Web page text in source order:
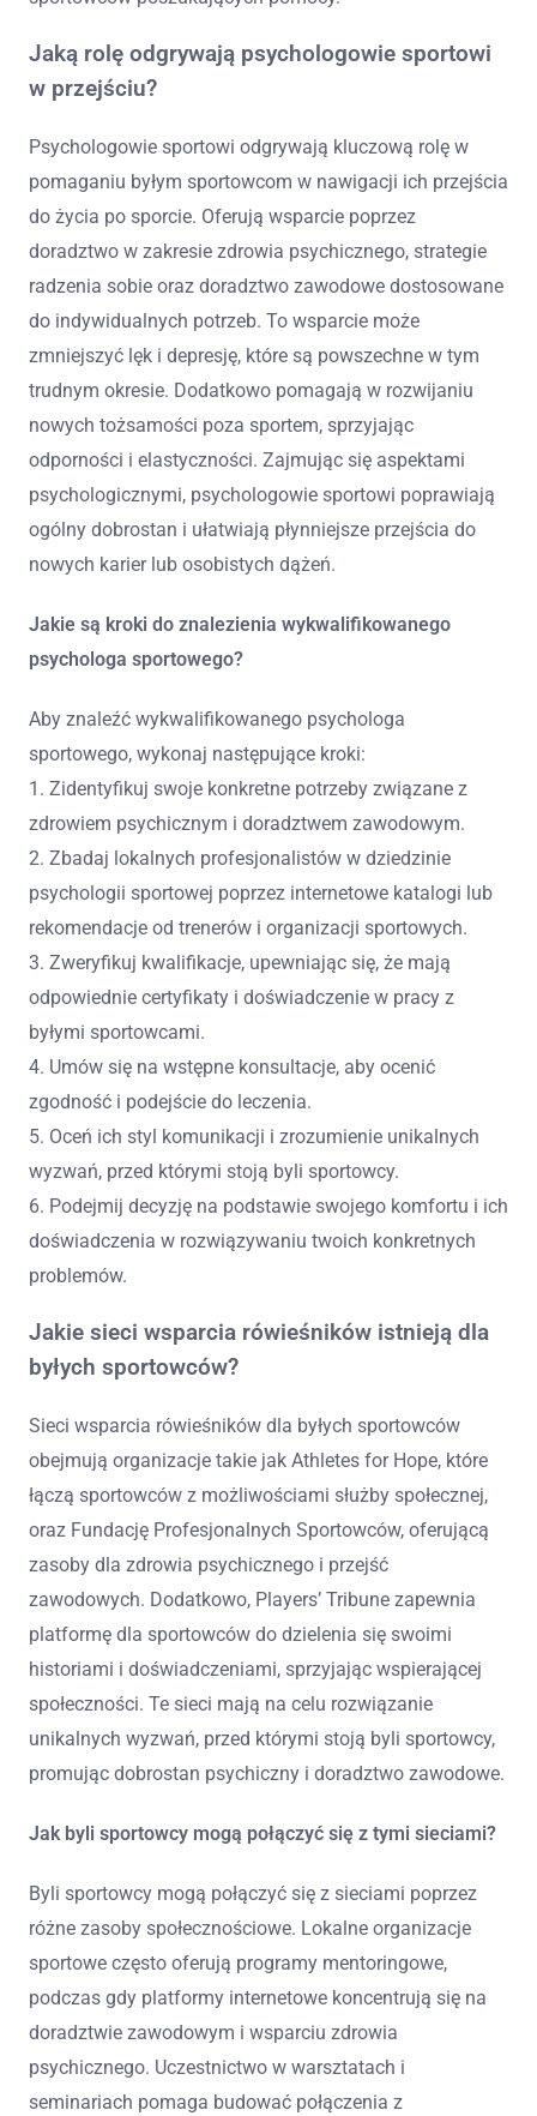
Jaką rolę odgrywają psychologowie sportowi
w przejściu?
Psychologowie sportowi odgrywają kluczową rolę w
pomaganiu byłym sportowcom w nawigacji ich przejścia
do życia po sporcie. Oferują wsparcie poprzez
doradztwo w zakresie zdrowia psychicznego, strategie
radzenia sobie oraz doradztwo zawodowe dostosowane
do indywidualnych potrzeb. To wsparcie może
zmniejszyć lęk i depresję, które są powszechne w tym
trudnym okresie. Dodatkowo pomagają w rozwijaniu
nowych tożsamości poza sportem, sprzyjając
odporności i elastyczności. Zajmując się aspektami
psychologicznymi, psychologowie sportowi poprawiają
ogólny dobrostan i ułatwiają płynniejsze przejścia do
nowych karier lub osobistych dążeń.
Jakie są kroki do znalezienia wykwalifikowanego
psychologa sportowego?
Aby znaleźć wykwalifikowanego psychologa
sportowego, wykonaj następujące kroki:
1. Zidentyfikuj swoje konkretne potrzeby związane z
zdrowiem psychicznym i doradztwem zawodowym.
2. Zbadaj lokalnych profesjonalistów w dziedzinie
psychologii sportowej poprzez internetowe katalogi lub
rekomendacje od trenerów i organizacji sportowych.
3. Zweryfikuj kwalifikacje, upewniając się, że mają
odpowiednie certyfikaty i doświadczenie w pracy z
byłymi sportowcami.
4. Umów się na wstępne konsultacje, aby ocenić
zgodność i podejście do leczenia.
5. Oceń ich styl komunikacji i zrozumienie unikalnych
wyzwań, przed którymi stoją byli sportowcy.
6. Podejmij decyzję na podstawie swojego komfortu i ich
doświadczenia w rozwiązywaniu twoich konkretnych
problemów.
Jakie sieci wsparcia rówieśników istnieją dla
byłych sportowców?
Sieci wsparcia rówieśników dla byłych sportowców
obejmują organizacje takie jak Athletes for Hope, które
łączą sportowców z możliwościami służby społecznej,
oraz Fundację Profesjonalnych Sportowców, oferującą
zasoby dla zdrowia psychicznego i przejść
zawodowych. Dodatkowo, Players’ Tribune zapewnia
platformę dla sportowców do dzielenia się swoimi
historiami i doświadczeniami, sprzyjając wspierającej
społeczności. Te sieci mają na celu rozwiązanie
unikalnych wyzwań, przed którymi stoją byli sportowcy,
promując dobrostan psychiczny i doradztwo zawodowe.
Jak byli sportowcy mogą połączyć się z tymi sieciami?
Byli sportowcy mogą połączyć się z sieciami poprzez
różne zasoby społecznościowe. Lokalne organizacje
sportowe często oferują programy mentoringowe,
podczas gdy platformy internetowe koncentrują się na
doradztwie zawodowym i wsparciu zdrowia
psychicznego. Uczestnictwo w warsztatach i
seminariach pomaga budować połączenia z